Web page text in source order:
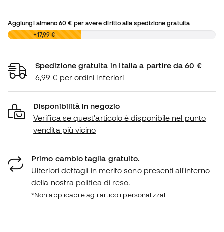
Aggiungi almeno60 € per avere diritto alla spedizione gratuita
0,00 € +17,99 €
Spedizione gratuita in Italia a partire da 60 €
6,99 € per ordini inferiori
Disponibilità in negozio
Verifica se quest'articolo è disponibile nel punto
vendita più vicino
Primo cambio taglia gratuito.
Ulteriori dettagli in merito sono presenti all'interno
della nostra politica di reso.
*Non applicabile agli articoli personalizzati.